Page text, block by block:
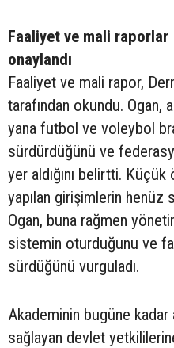
Faaliyet ve mali raporlar
Faaliyet ve mali rapor,
tarafından okundu. Ogan,
yana futbol ve voleybol
sürdürdüğünü ve
yer aldığını belirtti.
yapılan girişimlerin henüz
Ogan, buna rağmen
sistemin oturduğunu ve
sürdüğünü vurguladı.
Akademinin bugüne kadar
sağlayan devlet